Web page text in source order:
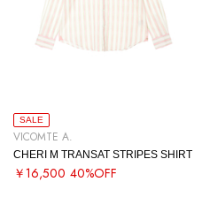
SALE
VICOMTE A.
CHERI M TRANSAT STRIPES SHIRT
￥16,500 40%OFF